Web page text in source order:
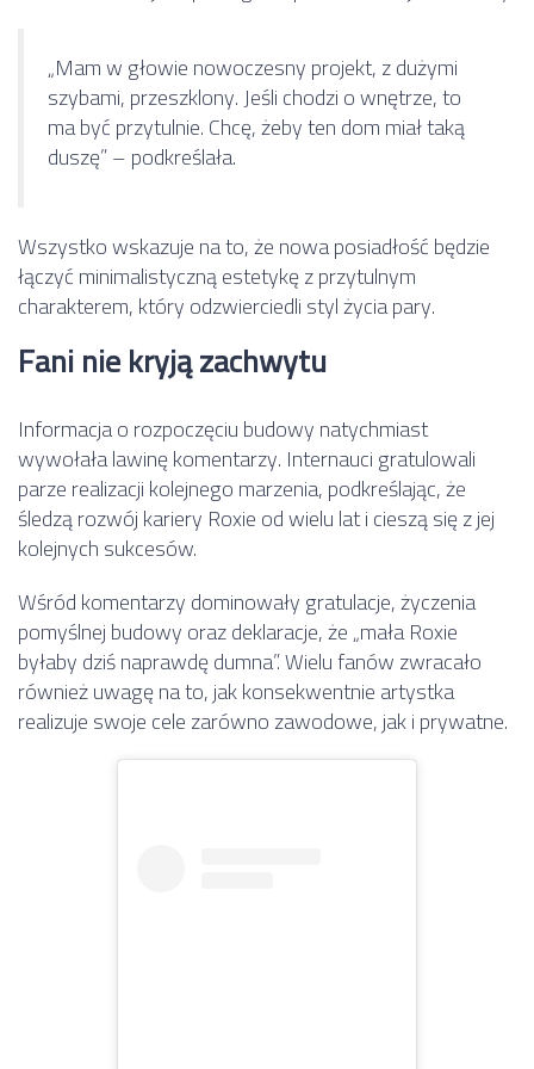
„Mam w głowie nowoczesny projekt, z dużymi
szybami, przeszklony. Jeśli chodzi o wnętrze, to
ma być przytulnie. Chcę, żeby ten dom miał taką
duszę” – podkreślała.
Wszystko wskazuje na to, że nowa posiadłość będzie
łączyć minimalistyczną estetykę z przytulnym
charakterem, który odzwierciedli styl życia pary.
Fani nie kryją zachwytu
Informacja o rozpoczęciu budowy natychmiast
wywołała lawinę komentarzy. Internauci gratulowali
parze realizacji kolejnego marzenia, podkreślając, że
śledzą rozwój kariery Roxie od wielu lat i cieszą się z jej
kolejnych sukcesów.
Wśród komentarzy dominowały gratulacje, życzenia
pomyślnej budowy oraz deklaracje, że „mała Roxie
byłaby dziś naprawdę dumna”. Wielu fanów zwracało
również uwagę na to, jak konsekwentnie artystka
realizuje swoje cele zarówno zawodowe, jak i prywatne.